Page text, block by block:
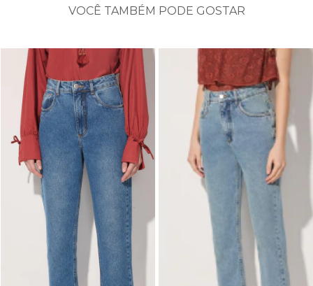
VOCÊ TAMBÉM PODE GOSTAR